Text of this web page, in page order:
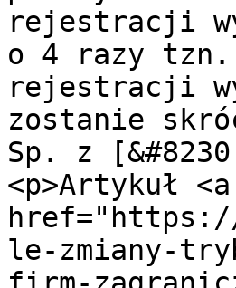
rejestracji
o 4 razy tzn.
rejestracji
zostanie
Sp. z
<p>Artykuł <a
le-zmiany-